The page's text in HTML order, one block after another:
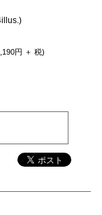
円 ＋ 税)